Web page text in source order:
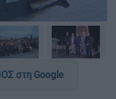
στη Google